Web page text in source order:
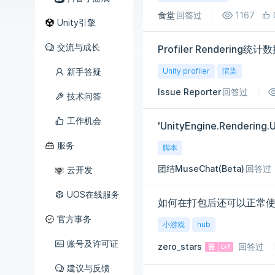
Unity引擎
交流与成长
新手答疑
技术问答
工作机会
服务
云开发
UOS在线服务
官方事务
账号及许可证
建议与反馈
食堂回答过 1167
Profiler Rendering统计数
Unity profiler 渲染
Issue Reporter回答过
脚本
团结MuseChat(Beta) 回答过
如何在打包后还可以正常
小游戏 hub
zero_stars 回答过